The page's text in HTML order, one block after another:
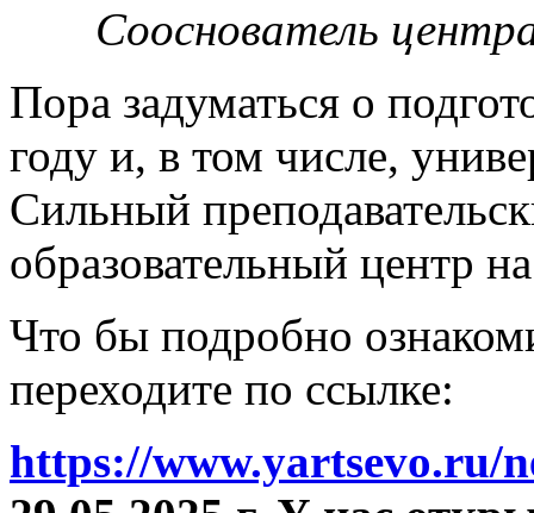
Сооснователь
Пора задуматься о
году и, в том числе,
Сильный
образовательный центр
Что бы подробно
переходите по ссылке:
https://www.yartsevo.ru/